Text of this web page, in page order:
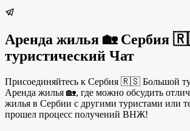
Аренда жилья 🏡 Сербия
туристический Чат
Присоединяйтесь к Сербия 🇷🇸 Большой
Аренда жилья 🏡, где можно обсудить
жилья в Сербии с другими туристами или
прошел процесс получений ВНЖ!